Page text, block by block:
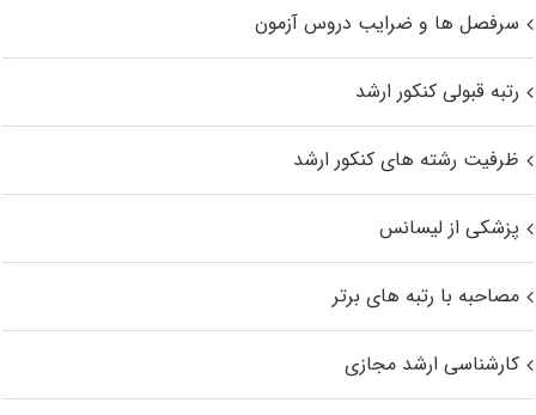
سرفصل ها و ضرایب دروس آزمون
رتبه قبولی کنکور ارشد
ظرفیت رشته های کنکور ارشد
پزشکی از لیسانس
مصاحبه با رتبه های برتر
کارشناسی ارشد مجازی